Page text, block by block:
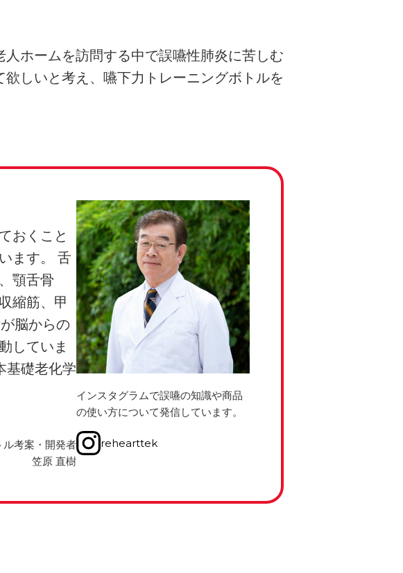
ホームを訪問する中で誤嚥性肺炎に苦しむ
しいと考え、嚥下力トレーニングボトルを
インスタグラムで誤嚥の知識や商品
の使い方について発信しています。
rehearttek
おくこと
ます。 舌
顎舌骨
縮筋、甲
脳からの
していま
基礎老化学
考案・開発者
笠原 直樹